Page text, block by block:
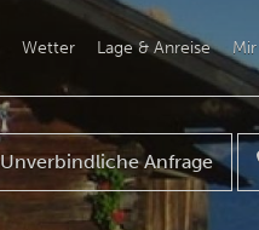
Wetter Lage & Anreise
Unverbindliche Anfrage